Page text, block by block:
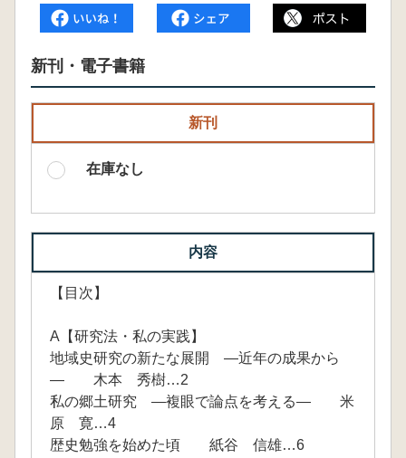
新刊・電子書籍
新刊
在庫なし
内容
【目次】
A【研究法・私の実践】
地域史研究の新たな展開 ―近年の成果から
― 木本 秀樹…2
私の郷土研究 ―複眼で論点を考える― 米
原 寛…4
歴史勉強を始めた頃 紙谷 信雄…6